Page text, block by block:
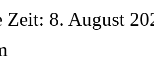
Zeit: 8. August